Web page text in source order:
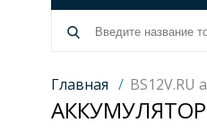
Разрядно-
Источники
Товары по
Главная / BS12V.RU
АККУМУЛЯТОР